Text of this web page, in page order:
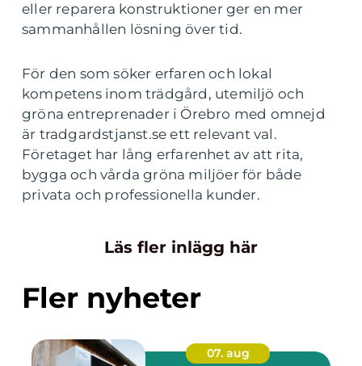
eller reparera konstruktioner ger en mer
sammanhållen lösning över tid.
För den som söker erfaren och lokal
kompetens inom trädgård, utemiljö och
gröna entreprenader i Örebro med omnejd
är tradgardstjanst.se ett relevant val.
Företaget har lång erfarenhet av att rita,
bygga och vårda gröna miljöer för både
privata och professionella kunder.
Läs fler inlägg här
Fler nyheter
07. aug